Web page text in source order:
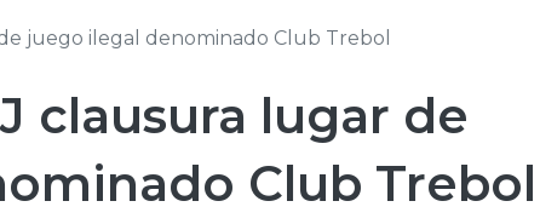
juego ilegal denominado Club Trebol
clausura lugar de
Club Trebol